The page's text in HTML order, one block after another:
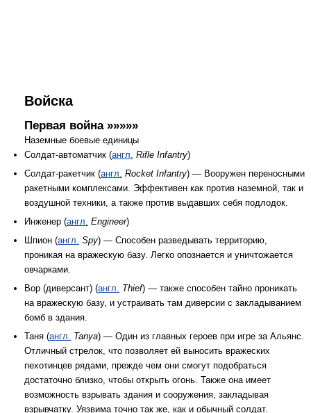
Войска
Первая война »»»»»
Наземные боевые единицы
Солдат-автоматчик (англ. Rifle Infantry)
Солдат-ракетчик (англ. Rocket Infantry) — Вооружен переносными
ракетными комплексами. Эффективен как против наземной, так и
воздушной техники, а также против выдавших себя подлодок.
Инженер (англ. Engineer)
Шпион (англ. Spy) — Способен разведывать территорию,
проникая на вражескую базу. Легко опознается и уничтожается
овчарками.
Вор (диверсант) (англ. Thief) — также способен тайно проникать
на вражескую базу, и устраивать там диверсии с закладыванием
бомб в здания.
Таня (англ. Tanya) — Один из главных героев при игре за Альянс.
Отличный стрелок, что позволяет ей выносить вражеских
пехотинцев рядами, прежде чем они смогут подобраться
достаточно близко, чтобы открыть огонь. Также она имеет
возможность взрывать здания и сооружения, закладывая
взрывчатку. Уязвима точно так же, как и обычный солдат.